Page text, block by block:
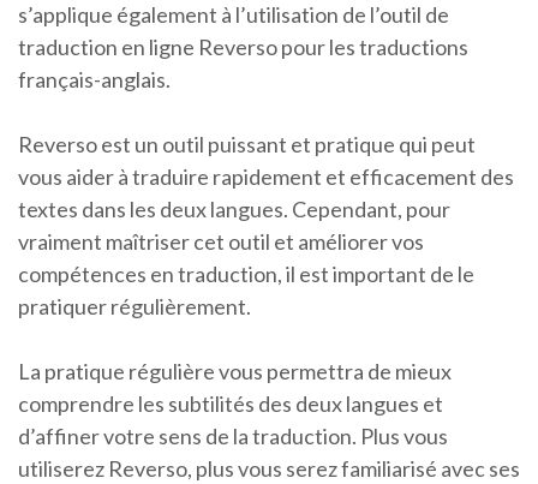
s’applique également à l’utilisation de l’outil de
traduction en ligne Reverso pour les traductions
français-anglais.
Reverso est un outil puissant et pratique qui peut
vous aider à traduire rapidement et efficacement des
textes dans les deux langues. Cependant, pour
vraiment maîtriser cet outil et améliorer vos
compétences en traduction, il est important de le
pratiquer régulièrement.
La pratique régulière vous permettra de mieux
comprendre les subtilités des deux langues et
d’affiner votre sens de la traduction. Plus vous
utiliserez Reverso, plus vous serez familiarisé avec ses